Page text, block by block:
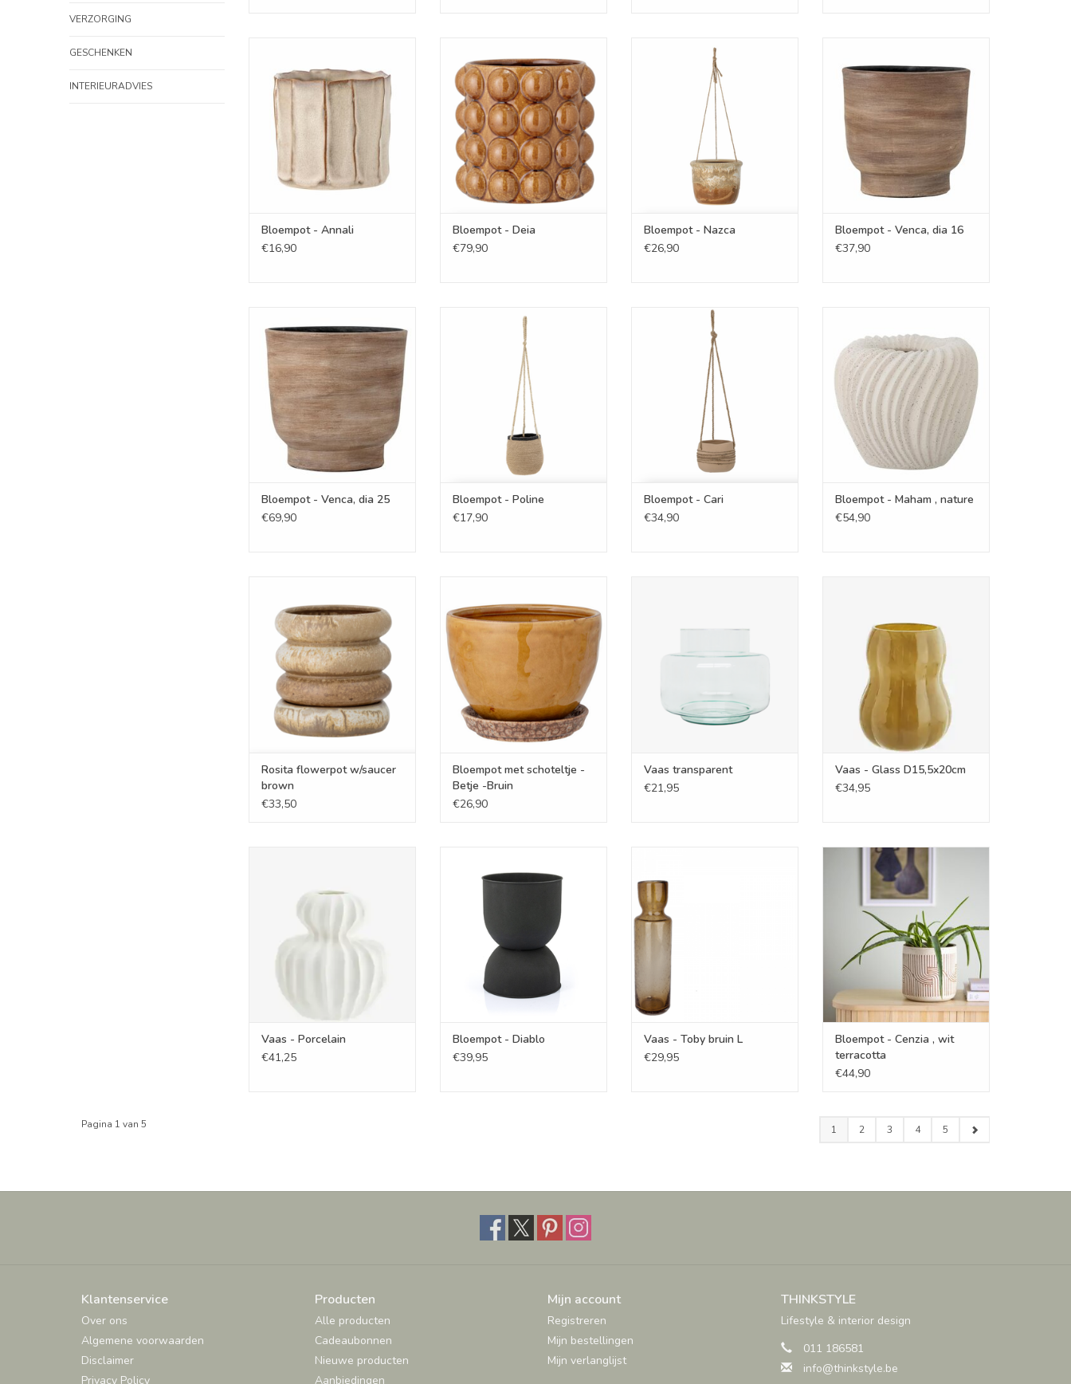
VERZORGING
GESCHENKEN
INTERIEURADVIES
TOEVOEGEN AAN WINKELWAGEN
Bloempot - Annali
€16,90
TOEVOEGEN AAN WINKELWAGEN
Bloempot - Deia
€79,90
Bloempot - Nazca
TOEVOEGEN AAN WINKELWAGEN
Bloempot - Nazca
€26,90
TOEVOEGEN AAN WINKELWAGEN
Bloempot - Venca, dia 16
€37,90
TOEVOEGEN AAN WINKELWAGEN
Bloempot - Venca, dia 25
€69,90
Bloempot - Poline
TOEVOEGEN AAN WINKELWAGEN
Bloempot - Poline
€17,90
Bloempot - Cari
TOEVOEGEN AAN WINKELWAGEN
Bloempot - Cari
€34,90
TOEVOEGEN AAN WINKELWAGEN
Bloempot - Maham , nature
€54,90
TOEVOEGEN AAN WINKELWAGEN
Rosita flowerpot w/saucer
brown
€33,50
Bruin
TOEVOEGEN AAN WINKELWAGEN
Bloempot met schoteltje -
Betje -Bruin
€26,90
Vaas transparent
€21,95
Vaas - Glass D15,5x20cm
€34,95
Vaas - Porcelain
€41,25
TOEVOEGEN AAN WINKELWAGEN
Bloempot - Diablo
€39,95
TOEVOEGEN AAN WINKELWAGEN
Vaas - Toby bruin L
€29,95
Bloempot - Cenzia , wit terracotta
TOEVOEGEN AAN WINKELWAGEN
Bloempot - Cenzia , wit
terracotta
€44,90
Pagina 1 van 5 1 2 3 4 5
Klantenservice
Over ons
Algemene voorwaarden
Disclaimer
Privacy Policy
Producten
Alle producten
Cadeaubonnen
Nieuwe producten
Aanbiedingen
Mijn account
Registreren
Mijn bestellingen
Mijn verlanglijst
THINKSTYLE
Lifestyle & interior design
011 186581
info@thinkstyle.be